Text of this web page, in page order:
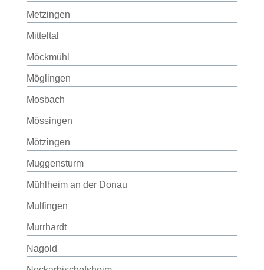
Metzingen
Mitteltal
Möckmühl
Möglingen
Mosbach
Mössingen
Mötzingen
Muggensturm
Mühlheim an der Donau
Mulfingen
Murrhardt
Nagold